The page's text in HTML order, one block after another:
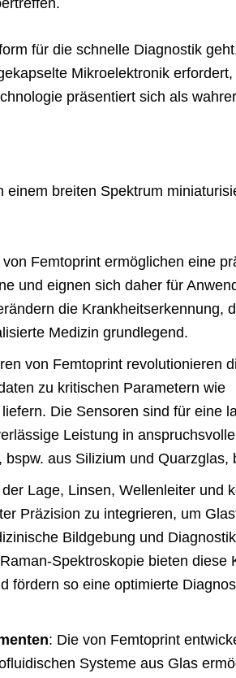
für die schnelle Diagnostik
Mikroelektronik
präsentiert sich als wahrer
einem breiten Spektrum
Femtoprint ermöglichen eine
und eignen sich daher für
die Krankheitserkennung,
Medizin grundlegend.
von Femtoprint revolutionieren
zu kritischen Parametern wie
Die Sensoren sind für eine
Leistung in
aus Silizium und Quarzglas,
Lage, Linsen, Wellenleiter und
Präzision zu integrieren, um
Bildgebung und
Spektroskopie bieten diese
fördern so eine optimierte
: Die von Femtoprint
Systeme aus Glas